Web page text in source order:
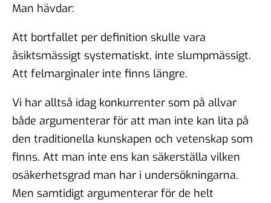
Man hävdar:
Att bortfallet per definition skulle vara
åsiktsmässigt systematiskt, inte slumpmässigt.
Att felmarginaler inte finns längre.
Vi har alltså idag konkurrenter som på allvar
både argumenterar för att man inte kan lita på
den traditionella kunskapen och vetenskap som
finns. Att man inte ens kan säkerställa vilken
osäkerhetsgrad man har i undersökningarna.
Men samtidigt argumenterar för de helt